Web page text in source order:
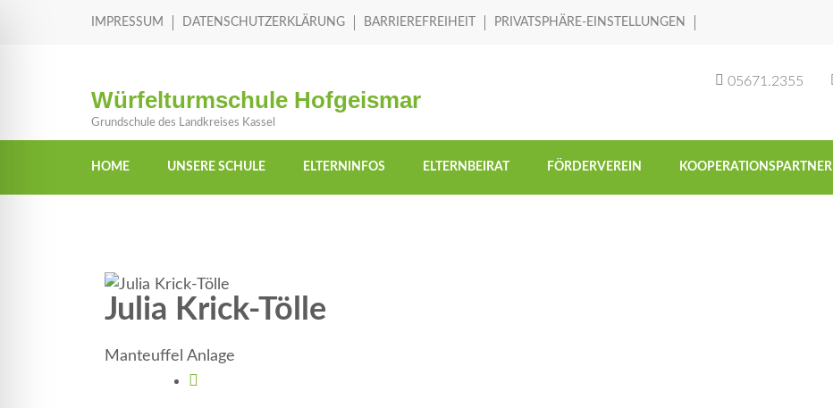
IMPRESSUM DATENSCHUTZERKLÄRUNG BARRIEREFREIHEIT PRIVATSPHÄRE-EINSTELLUNGEN
Würfelturmschule Hofgeismar
Grundschule des Landkreises Kassel
05671.2355
HOME UNSERE SCHULE ELTERNINFOS ELTERNBEIRAT FÖRDERVEREIN KOOPERATIONSPARTNER
Julia Krick-Tölle
Manteuffel Anlage